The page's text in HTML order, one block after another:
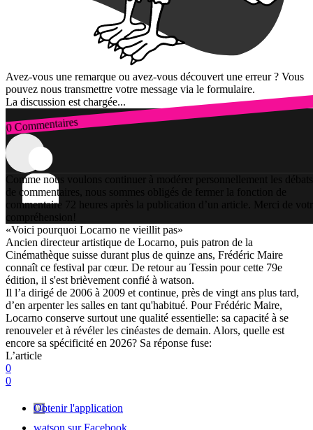
Avez-vous une remarque ou avez-vous découvert une erreur ? Vous
pouvez nous transmettre votre message via le formulaire.
La discussion est chargée...
0 Commentaires
Connexion
Comme nous voulons continuer à modérer personnellement les débats
de commentaires, nous sommes obligés de fermer la fonction de
commentaire 72 heures après la publication d’un article. Merci de
compréhension!
«Voici pourquoi Locarno ne vieillit pas»
Ancien directeur artistique de Locarno, puis patron de la
Cinémathèque suisse durant plus de quinze ans, Frédéric Maire
connaît ce festival par cœur. De retour au Tessin pour cette 79e
édition, il s'est brièvement confié à watson.
Il l’a dirigé de 2006 à 2009 et continue, près de vingt ans plus tard,
d’en arpenter les salles en tant qu'habitué. Pour Frédéric Maire,
Locarno conserve surtout une qualité essentielle: sa capacité à se
renouveler et à révéler les cinéastes de demain. Alors, quelle est
encore sa spécificité en 2026? Sa réponse fuse:
L’article
0
0
Obtenir l'application